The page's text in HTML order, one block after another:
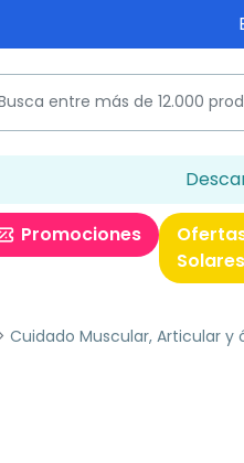
Promociones
Solares
Cuidado Muscular, Articular y